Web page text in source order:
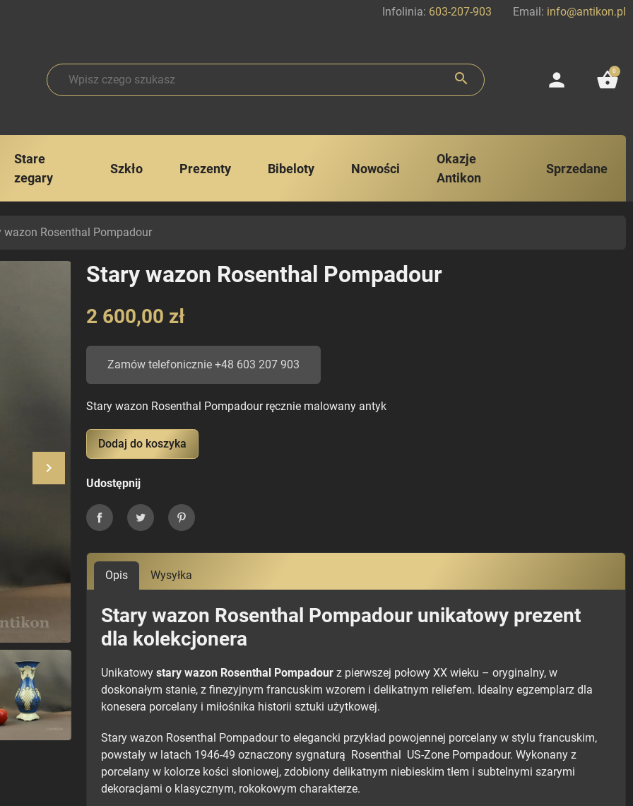
Infolinia: 603-207-903 Email: info@antikon.pl
search person shopping_basket
0
Stare
zegary
Szkło Prezenty Bibeloty Nowości
Okazje
Antikon
Sprzedane
wazon Rosenthal Pompadour
Następny
keyboard_arrow_right
Stary wazon Rosenthal Pompadour
2 600,00 zł
Zamów telefonicznie +48 603 207 903
Stary wazon Rosenthal Pompadour ręcznie malowany antyk
Dodaj do koszyka
Udostępnij
UdostępnijTweetujPinterest
Opis Wysyłka
Stary wazon Rosenthal Pompadour unikatowy prezent
dla kolekcjonera
Unikatowy stary wazon Rosenthal Pompadour z pierwszej połowy XX wieku – oryginalny, w
doskonałym stanie, z finezyjnym francuskim wzorem i delikatnym reliefem. Idealny egzemplarz dla
konesera porcelany i miłośnika historii sztuki użytkowej.
Stary wazon Rosenthal Pompadour to elegancki przykład powojennej porcelany w stylu francuskim,
powstały w latach 1946-49 oznaczony sygnaturą Rosenthal US-Zone Pompadour. Wykonany z
porcelany w kolorze kości słoniowej, zdobiony delikatnym niebieskim tłem i subtelnymi szarymi
dekoracjami o klasycznym, rokokowym charakterze.